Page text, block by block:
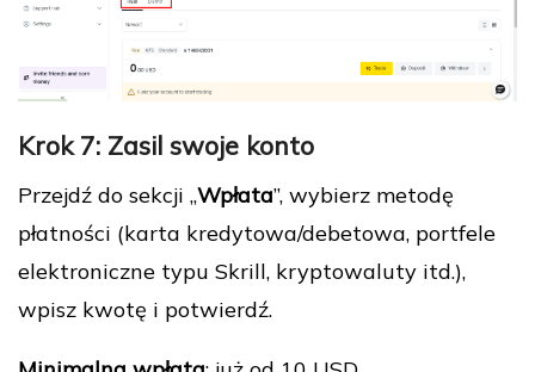
Krok 7: Zasil swoje konto
Przejdź do sekcji „Wpłata”, wybierz metodę
płatności (karta kredytowa/debetowa, portfele
elektroniczne typu Skrill, kryptowaluty itd.),
wpisz kwotę i potwierdź.